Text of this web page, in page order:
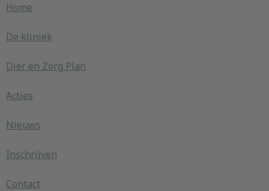
Home
De kliniek
Dier en Zorg Plan
Acties
Nieuws
Inschrijven
Contact